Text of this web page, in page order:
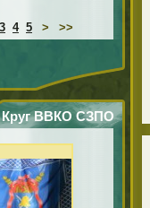
3 4 5 > >>
Круг ВВКО СЗПО
казачество" в г.